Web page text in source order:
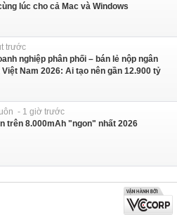
lúc cho cả Mac và Windows
trước
nghiệp phân phối – bán lẻ nộp ngân
Nam 2026: Ai tạo nên gần 12.900 tỷ
- 1 giờ trước
trên 8.000mAh "ngon" nhất 2026